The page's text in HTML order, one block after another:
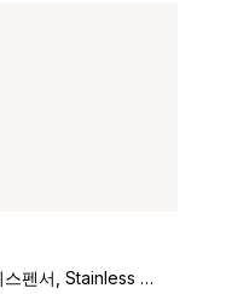
모도 Rof 벽걸이 비누 디스펜서, Stainless steel, 165 ml